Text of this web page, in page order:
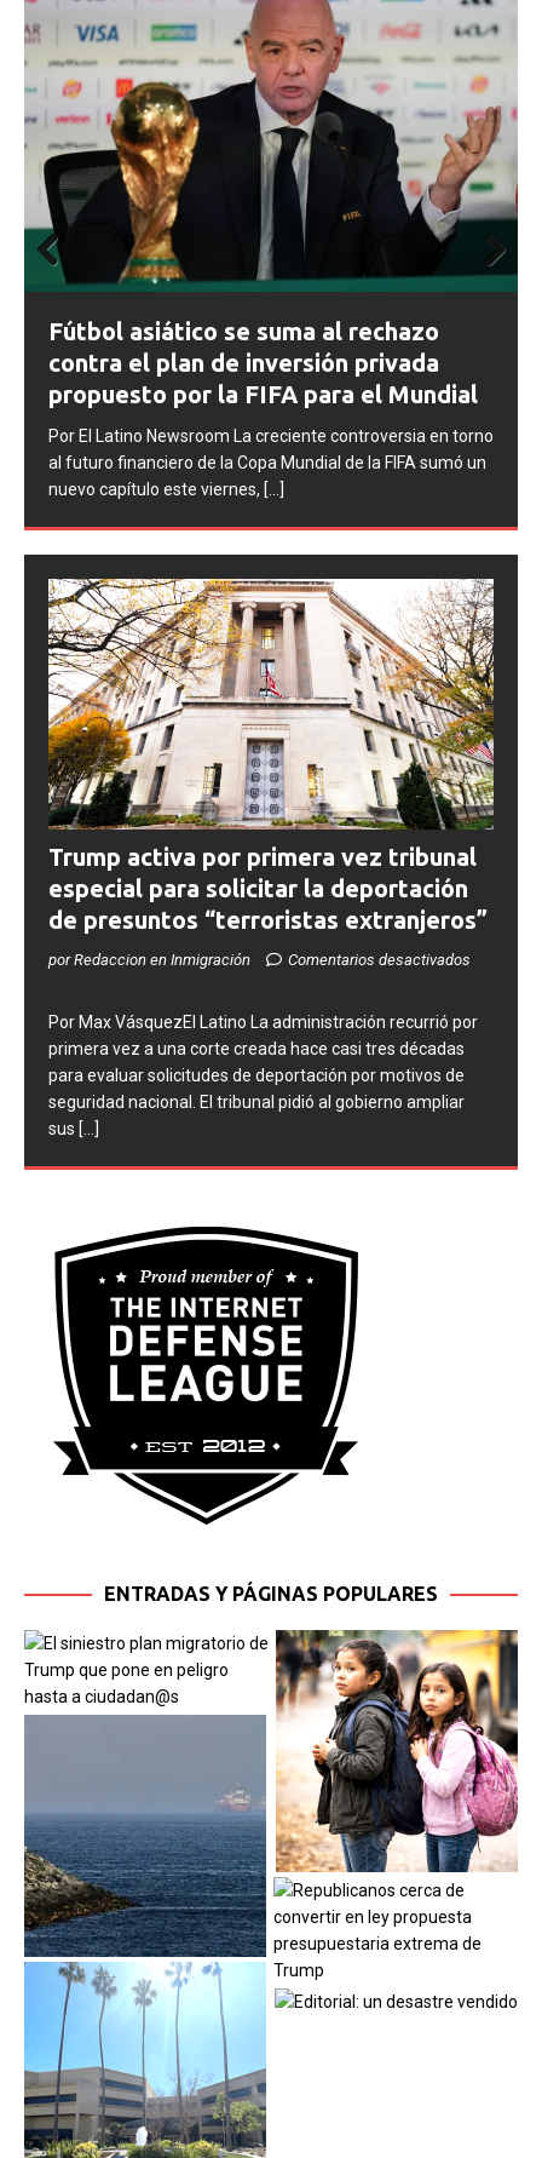
en torno
un
FIFA abre expedientes disciplinarios
contra Argentina tras los incidentes
la final del Mundial 2026
Por El Latino Newsroom La FIFA inició una serie de
procesos disciplinarios contra la Asociación del Fútbol
Argentino (AFA), cuatro integrantes de la selección
Prev
Trump activa por primera vez tribunal
especial para solicitar la deportación
de presuntos “terroristas extranjeros”
por Redaccion en Inmigración Comentarios desactivados
Por Max VásquezEl Latino La administración recurrió por
primera vez a una corte creada hace casi tres décadas
para evaluar solicitudes de deportación por motivos de
seguridad nacional. El tribunal pidió al gobierno ampliar
sus [...]
ENTRADAS Y PÁGINAS POPULARES